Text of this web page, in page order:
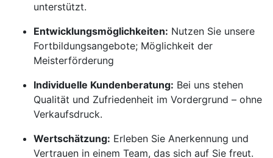
unterstützt.
Entwicklungsmöglichkeiten: Nutzen Sie unsere
Fortbildungsangebote; Möglichkeit der
Meisterförderung
Individuelle Kundenberatung: Bei uns stehen
Qualität und Zufriedenheit im Vordergrund – ohne
Verkaufsdruck.
Wertschätzung: Erleben Sie Anerkennung und
Vertrauen in einem Team, das sich auf Sie freut.